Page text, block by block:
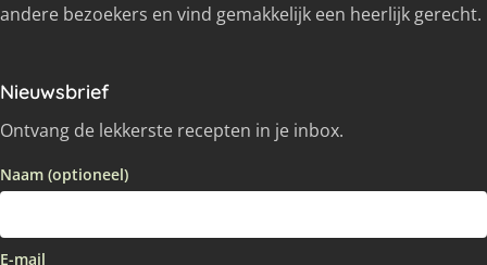
andere bezoekers en vind gemakkelijk een heerlijk gerecht.
Nieuwsbrief
Ontvang de lekkerste recepten in je inbox.
Naam (optioneel)
E-mail